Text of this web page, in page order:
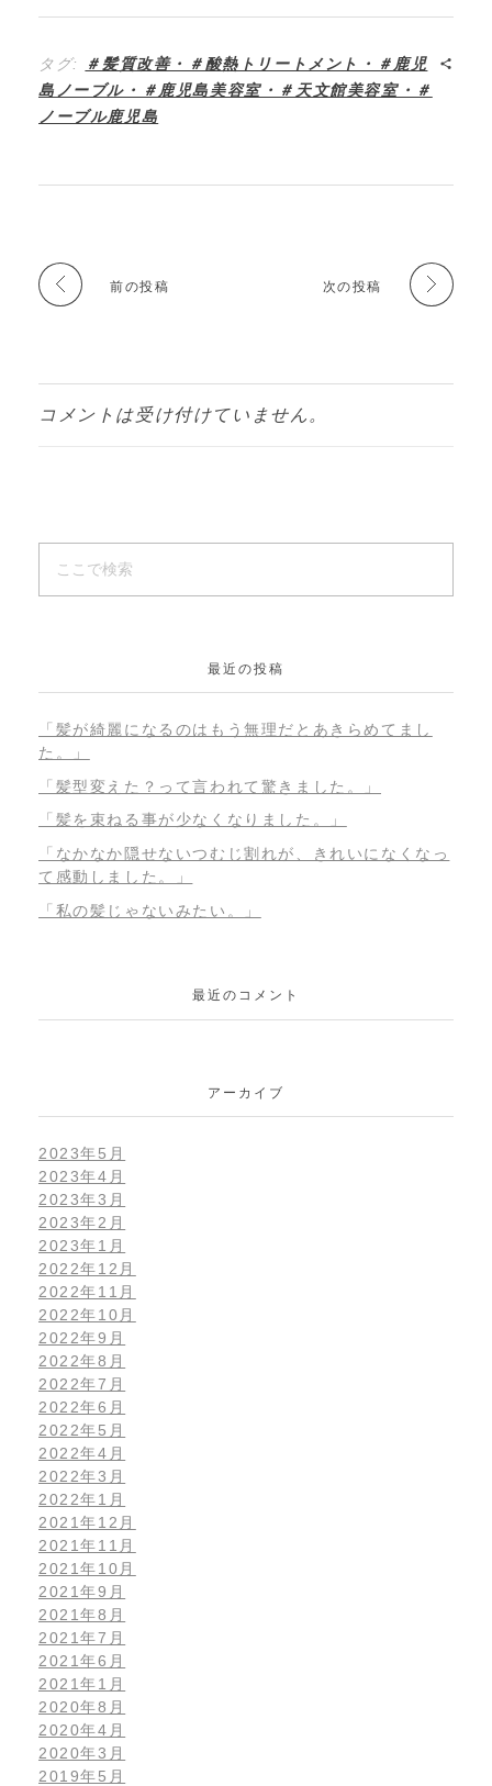
タグ:
＃髪質改善・＃酸熱トリートメント・＃鹿児
島ノーブル・＃鹿児島美容室・＃天文館美容室・＃
ノーブル鹿児島
前の投稿 次の投稿
コメントは受け付けていません。
最近の投稿
「髪が綺麗になるのはもう無理だとあきらめてまし
た。」
「髪型変えた？って言われて驚きました。」
「髪を束ねる事が少なくなりました。」
「なかなか隠せないつむじ割れが、きれいになくなっ
て感動しました。」
「私の髪じゃないみたい。」
最近のコメント
アーカイブ
2023年5月
2023年4月
2023年3月
2023年2月
2023年1月
2022年12月
2022年11月
2022年10月
2022年9月
2022年8月
2022年7月
2022年6月
2022年5月
2022年4月
2022年3月
2022年1月
2021年12月
2021年11月
2021年10月
2021年9月
2021年8月
2021年7月
2021年6月
2021年1月
2020年8月
2020年4月
2020年3月
2019年5月